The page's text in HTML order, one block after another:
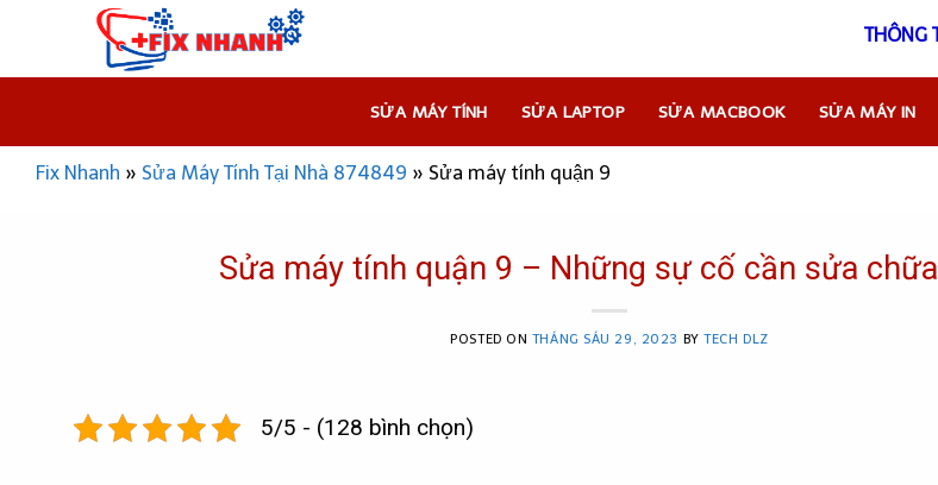
content
SỬA MÁY TÍNH SỬA LAPTOP SỬA MACBOOK SỬA MÁY IN
Fix Nhanh » Sửa Máy Tính Tại Nhà 874849 » Sửa máy tính quận 9
Sửa máy tính quận 9 – Những sự cố cần sửa
POSTED ON THÁNG SÁU 29, 2023 BYTECH DLZ
5/5 - (128 bình chọn)